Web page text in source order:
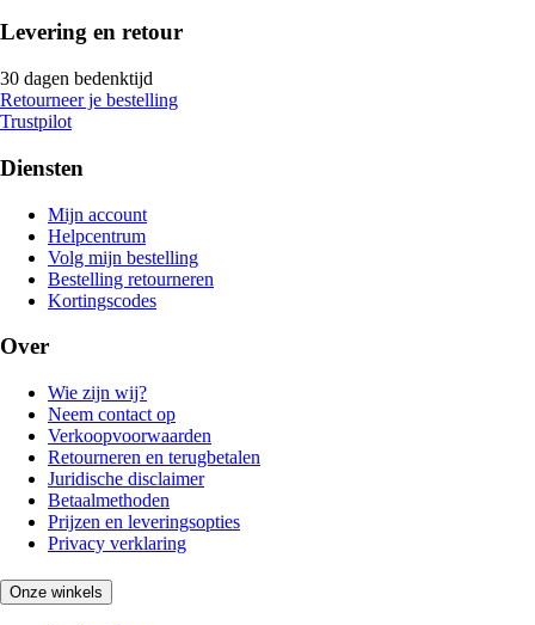
Levering en retour
30 dagen bedenktijd
Retourneer je bestelling
Trustpilot
Diensten
Mijn account
Helpcentrum
Volg mijn bestelling
Bestelling retourneren
Kortingscodes
Over
Wie zijn wij?
Neem contact op
Verkoopvoorwaarden
Retourneren en terugbetalen
Juridische disclaimer
Betaalmethoden
Prijzen en leveringsopties
Privacy verklaring
Onze winkels